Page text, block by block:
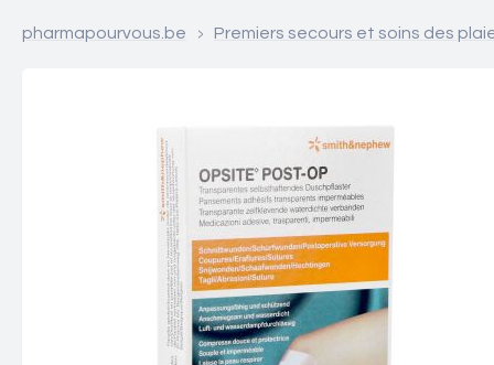
pharmapourvous.be > Premiers secours et soins des